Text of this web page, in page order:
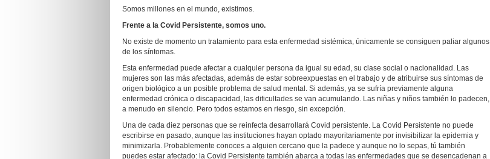
Somos millones en el mundo, existimos.
Frente a la Covid Persistente, somos uno.
No existe de momento un tratamiento para esta enfermedad sistémica, únicamente se consiguen paliar algunos
de los síntomas.
Esta enfermedad puede afectar a cualquier persona da igual su edad, su clase social o nacionalidad. Las
mujeres son las más afectadas, además de estar sobreexpuestas en el trabajo y de atribuirse sus síntomas de
origen biológico a un posible problema de salud mental. Si además, ya se sufría previamente alguna
enfermedad crónica o discapacidad, las dificultades se van acumulando. Las niñas y niños también lo padecen,
a menudo en silencio. Pero todos estamos en riesgo, sin excepción.
Una de cada diez personas que se reinfecta desarrollará Covid persistente. La Covid Persistente no puede
escribirse en pasado, aunque las instituciones hayan optado mayoritariamente por invisibilizar la epidemia y
minimizarla. Probablemente conoces a alguien cercano que la padece y aunque no lo sepas, tú también
puedes estar afectado: la Covid Persistente también abarca a todas las enfermedades que se desencadenan a